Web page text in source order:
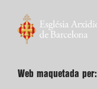
Web maquetada per: